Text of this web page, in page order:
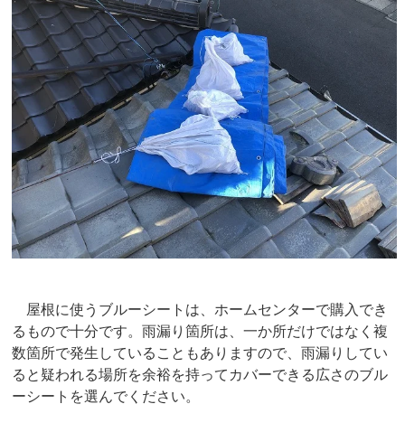
屋根に使うブルーシートは、ホームセンターで購入でき
るもので十分です。雨漏り箇所は、一か所だけではなく複
数箇所で発生していることもありますので、雨漏りしてい
ると疑われる場所を余裕を持ってカバーできる広さのブル
ーシートを選んでください。